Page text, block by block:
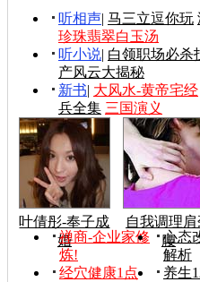
听相声| 马三立逗你玩
珍珠翡翠白玉汤
听小说| 白领职场必杀
产风云大揭秘
新书| 大风水-黄帝宅经
兵全集 三国演义
叶倩彤-奉子成
婚
自我调理肩
腰
禅商-企业家修
炼!
心态
解析
经穴健康1点
养生